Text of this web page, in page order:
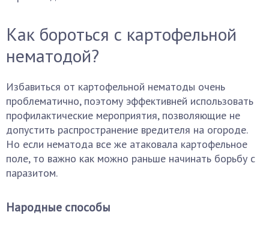
Как бороться с картофельной
нематодой?
Избавиться от картофельной нематоды очень
проблематично, поэтому эффективней использовать
профилактические мероприятия, позволяющие не
допустить распространение вредителя на огороде.
Но если нематода все же атаковала картофельное
поле, то важно как можно раньше начинать борьбу с
паразитом.
Народные способы